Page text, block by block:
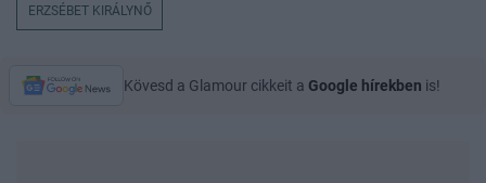
ERZSÉBET KIRÁLYNŐ
Kövesd a Glamour cikkeit a Google hírekben is!